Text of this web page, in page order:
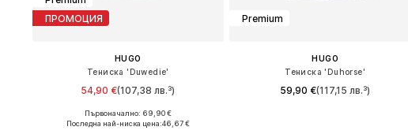
ПРОМОЦИЯ
HUGO
Тениска 'Duwedie'
54,90 €(107,38 лв.³)
Налични размери: S, M, L, XL, XXL
Първоначално: 69,90 €
Последна най-ниска цена:46,67 €
Premium
HUGO
Тениска 'Duhorse'
59,90 €(117,15 лв.³)